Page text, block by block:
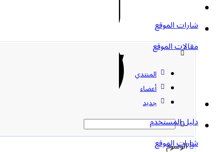
شارات الموقع
دليل المستخدم
مقالات الموقع
شارات الموقع
المنتدي
أعضاء
جديد
الوسوم